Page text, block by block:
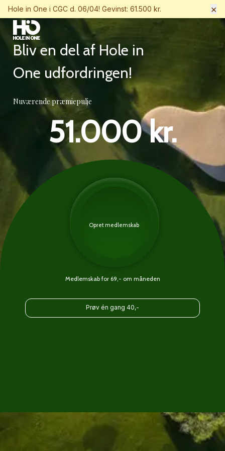
Hole in One i CGC d. 06/04! Gevinst: 61.500 kr. ×
Bliv en del af Hole in
One udfordringen!
Nuværende præmiepulje
51.000 kr.
Opret medlemskab
Medlemskab for 69,- om måneden
Prøv én gang 40,-